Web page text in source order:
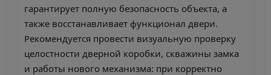
гарантирует полную безопасность объекта, а
также восстанавливает функционал двери.
Рекомендуется провести визуальную проверку
целостности дверной коробки, скважины замка
и работы нового механизма: при корректно